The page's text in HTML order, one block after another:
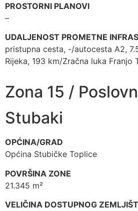
PROSTORNI PLANOVI
–
UDALJENOST PROMETNE
pristupna cesta, -/autocesta A2,
Rijeka, 193 km/Zračna luka Franjo
Zona 15 /
Stubaki
OPĆINA/GRAD
Općina Stubičke Toplice
POVRŠINA ZONE
21.345 m²
VELIČINA DOSTUPNOG